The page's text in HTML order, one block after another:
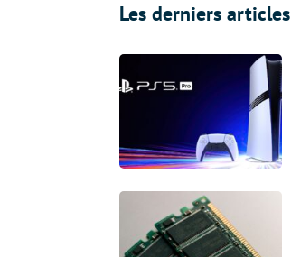
Les derniers articles